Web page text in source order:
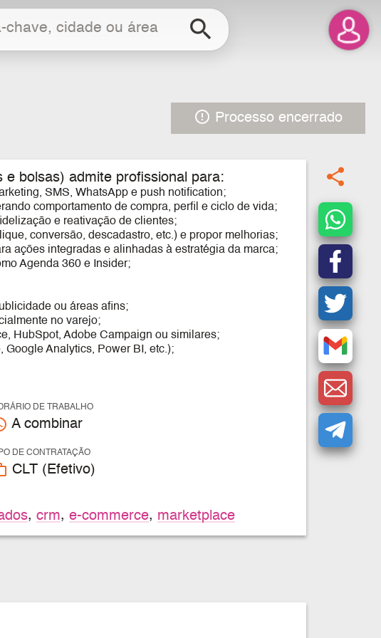
search
error_outline Processo encerrado
bolsas) admite profissional para:
SMS, WhatsApp e push notification;
comportamento de compra, perfil e ciclo de vida;
e reativação de clientes;
conversão, descadastro, etc.) e propor melhorias;
ações integradas e alinhadas à estratégia da marca;
Agenda 360 e Insider;
ou áreas afins;
no varejo;
HubSpot, Adobe Campaign ou similares;
Analytics, Power BI, etc.);
DE TRABALHO
A combinar
DE CONTRATAÇÃO
CLT (Efetivo)
, crm, e-commerce, marketplace
share